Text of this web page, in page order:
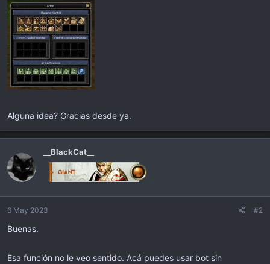
Alguna idea? Gracias desde ya.
__BlackCat__
6 May 2023 #2
Buenas.
Esa función no le veo sentido. Acá puedes usar bot sin